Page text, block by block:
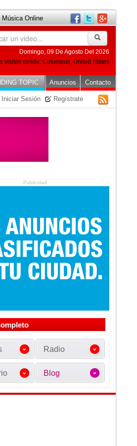
Música Online
Domingo, 09 De Agosto Del 2026
visitas desde: Columbus, United States
TOPIC Contacto
Anuncios
Iniciar Sesión Regístrate
Publicidad
Radio
Blog